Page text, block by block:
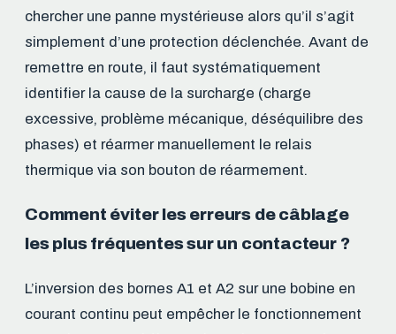
chercher une panne mystérieuse alors qu’il s’agit
simplement d’une protection déclenchée. Avant de
remettre en route, il faut systématiquement
identifier la cause de la surcharge (charge
excessive, problème mécanique, déséquilibre des
phases) et réarmer manuellement le relais
thermique via son bouton de réarmement.
Comment éviter les erreurs de câblage
les plus fréquentes sur un contacteur ?
L’inversion des bornes A1 et A2 sur une bobine en
courant continu peut empêcher le fonctionnement